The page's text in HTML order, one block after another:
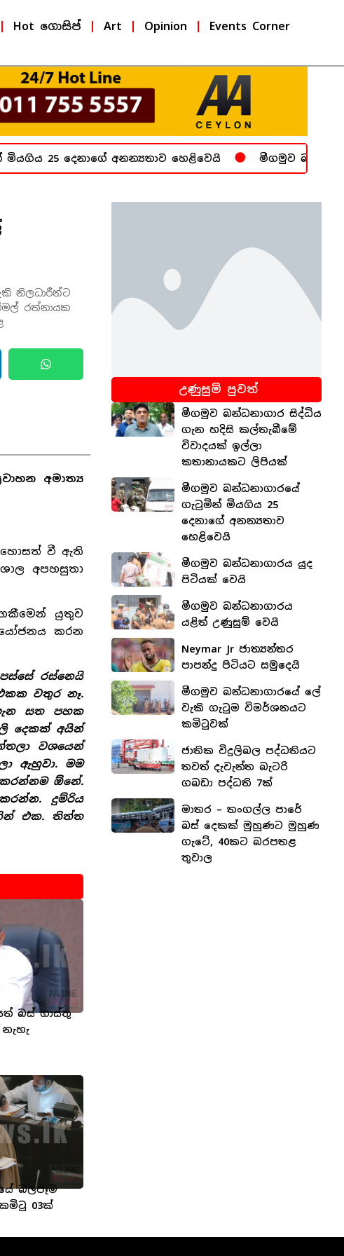
Hot ගොසිප් Art Opinion Events Corner
25 දෙනාගේ අනන්‍යතාව හෙළිවෙයි මීගමුව
නිලධාරීන්ට
රත්නායක
අමාත්‍ය
වී ඇති
අපහසුතා
යුතුව
කරන
රස්නෙයි
වතුර නෑ.
සත පහක
දෙකක් අයින්
වශයෙන්
ඇහුවා. මම
ඕනේ.
දුම්රිය
එක. තිත්ත
බස් ගාස්තු
බලපෑම
03ක්
උණුසුම් පුවත්
මීගමුව බන්ධනාගාර සිද්ධිය
ගැන හදිසි කල්තැබීමේ
විවාදයක් ඉල්ලා
කතානායකට ලිපියක්
මීගමුව බන්ධනාගාරයේ
ගැටුමින් මියගිය 25
දෙනාගේ අනන්‍යතාව
හෙළිවෙයි
මීගමුව බන්ධනාගාරය යුද
පිටියක් වෙයි
මීගමුව බන්ධනාගාරය
යළිත් උණුසුම් වෙයි
Neymar Jr ජාත්‍යන්තර
පාපන්දු පිටියට සමුදෙයි
මීගමුව බන්ධනාගාරයේ ලේ
වැකි ගැටුම විමර්ශනයට
කමිටුවක්
ජාතික විදුලිබල පද්ධතියට
තවත් දැවැන්ත බැටරි
ගබඩා පද්ධති 7ක්
මාතර – තංගල්ල පාරේ
බස් දෙකක් මුහුණට මුහුණ
ගැටේ, 40කට බරපතළ
තුවාල